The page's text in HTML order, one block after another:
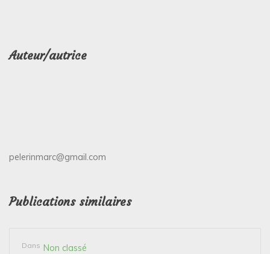
Auteur/autrice
pelerinmarc@gmail.com
Publications similaires
Dans Non classé